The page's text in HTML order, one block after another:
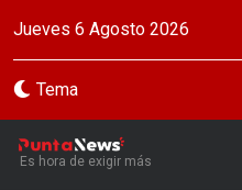
Jueves 6 Agosto 2026
Tema
Es hora de exigir más